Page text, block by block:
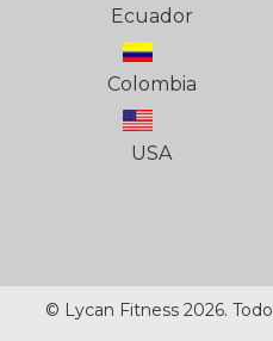
Ecuador
Colombia
USA
© Lycan Fitness 2026.